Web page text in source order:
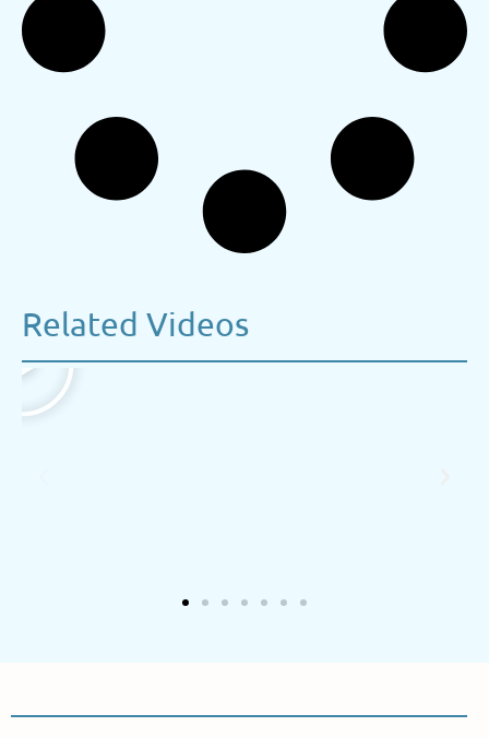
Related Videos